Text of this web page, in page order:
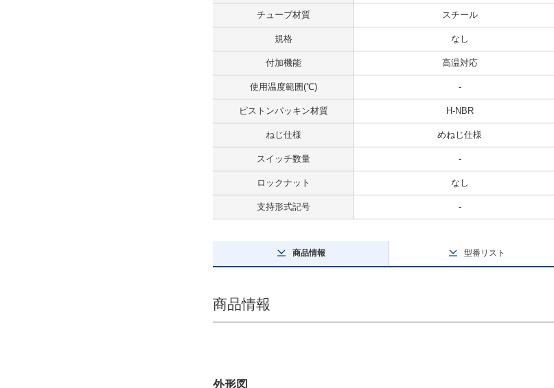
チューブ材質 スチール
規格 なし
付加機能 高温対応
使用温度範囲(℃) -
ピストンパッキン材質 H-NBR
ねじ仕様 めねじ仕様
スイッチ数量 -
ロックナット なし
支持形式記号 -
商品情報 型番リスト
商品情報
外形図